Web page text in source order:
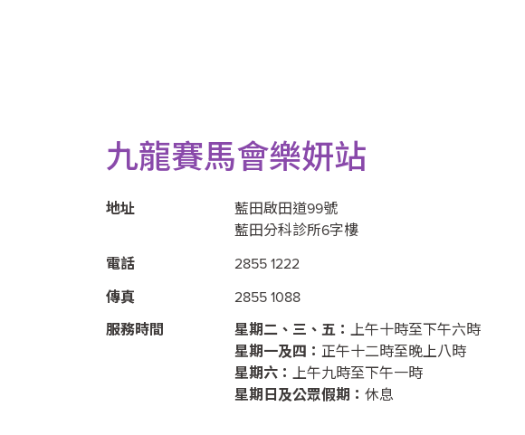
九龍賽馬會樂妍站
地址
藍田啟田道99號
藍田分科診所6字樓
電話
2855 1222
傳真
2855 1088
服務時間
星期二、三、五： 上午十時至下午六時
星期一及四： 正午十二時至晚上八時
星期六： 上午九時至下午一時
星期日及公眾假期： 休息